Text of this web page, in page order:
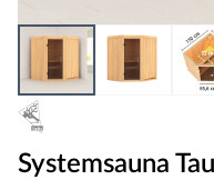
Systemsauna